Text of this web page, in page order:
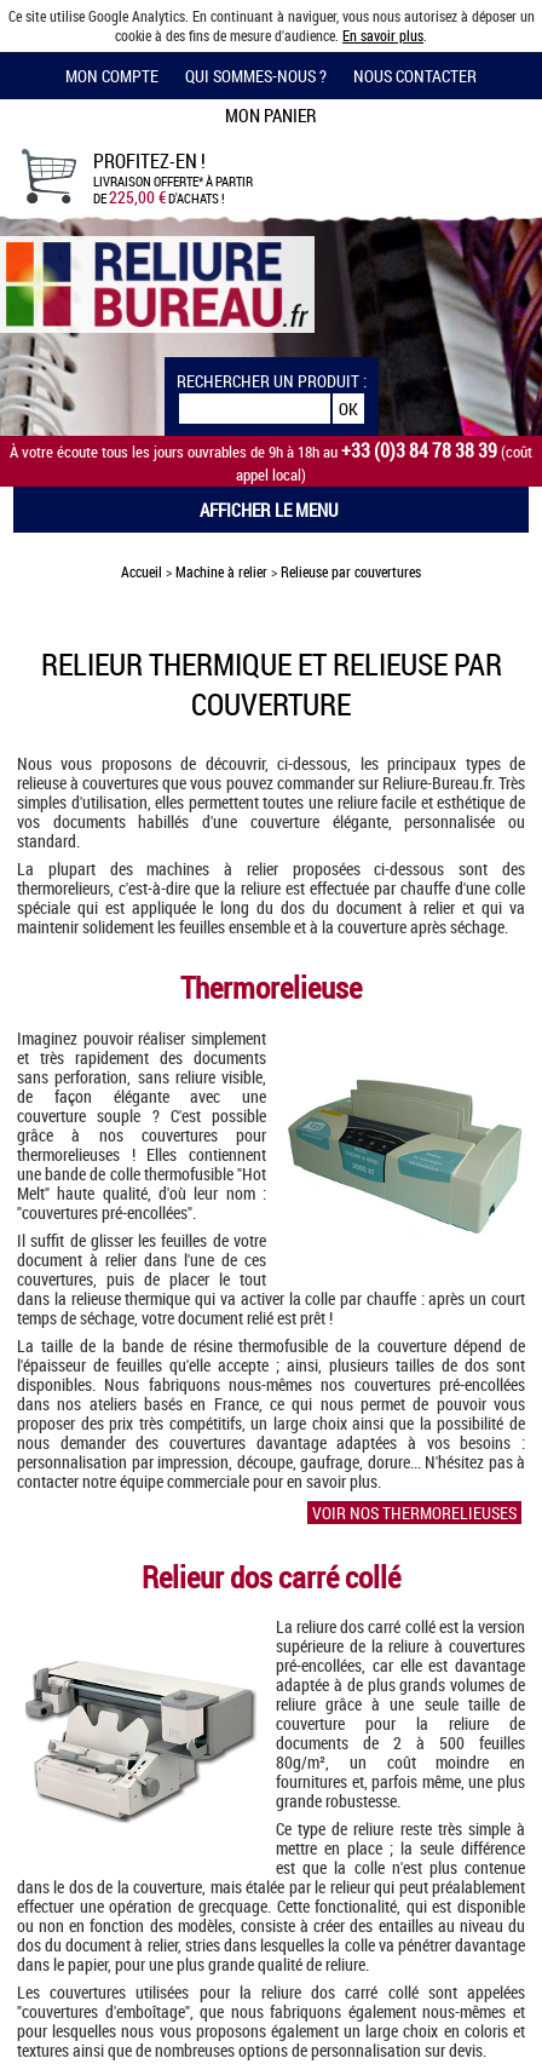
Ce site utilise Google Analytics. En continuant à naviguer, vous nous autorisez à déposer un
cookie à des fins de mesure d'audience. En savoir plus
MON COMPTE QUI SOMMES-NOUS ? NOUS CONTACTER
MON PANIER
PROFITEZ-EN !
LIVRAISON OFFERTE*À PARTIR
DE225,00 €D'ACHATS !
RECHERCHER UN PRODUIT :
À votre écoute tous les jours ouvrables de 9h à 18h au+33 (0)3 84 78 38 39(coût
appel local)
AFFICHER LE MENU
Accueil >Machine à relier>Relieuse par couvertures
RELIEUR THERMIQUE ET RELIEUSE PAR
COUVERTURE
Nous vous proposons de découvrir, ci-dessous, les principaux types de
relieuse à couvertures que vous pouvez commander sur Reliure-Bureau.fr. Très
simples d'utilisation, elles permettent toutes une reliure facile et esthétique de
vos documents habillés d'une couverture élégante, personnalisée ou
standard.
La plupart des machines à relier proposées ci-dessous sont des
thermorelieurs, c'est-à-dire que la reliure est effectuée par chauffe d'une colle
spéciale qui est appliquée le long du dos du document à relier et qui va
maintenir solidement les feuilles ensemble et à la couverture après séchage.
Thermorelieuse
Imaginez pouvoir réaliser simplement
et très rapidement des documents
sans perforation, sans reliure visible,
de façon élégante avec une
couverture souple ? C'est possible
grâce à nos couvertures pour
thermorelieuses ! Elles contiennent
une bande de colle thermofusible "Hot
Melt" haute qualité, d'où leur nom :
"couvertures pré-encollées".
Il suffit de glisser les feuilles de votre
document à relier dans l'une de ces
couvertures, puis de placer le tout
dans la relieuse thermique qui va activer la colle par chauffe : après un court
temps de séchage, votre document relié est prêt !
La taille de la bande de résine thermofusible de la couverture dépend de
l'épaisseur de feuilles qu'elle accepte ; ainsi, plusieurs tailles de dos sont
disponibles. Nous fabriquons nous-mêmes nos couvertures pré-encollées
dans nos ateliers basés en France, ce qui nous permet de pouvoir vous
proposer des prix très compétitifs, un large choix ainsi que la possibilité de
nous demander des couvertures davantage adaptées à vos besoins :
personnalisation par impression, découpe, gaufrage, dorure... N'hésitez pas à
contacter notre équipe commerciale pour en savoir plus.
VOIR NOS THERMORELIEUSES
Relieur dos carré collé
La reliure dos carré collé est la version
supérieure de la reliure à couvertures
pré-encollées, car elle est davantage
adaptée à de plus grands volumes de
reliure grâce à une seule taille de
couverture pour la reliure de
documents de 2 à 500 feuilles
80g/m², un coût moindre en
fournitures et, parfois même, une plus
grande robustesse.
Ce type de reliure reste très simple à
mettre en place ; la seule différence
est que la colle n'est plus contenue
dans le dos de la couverture, mais étalée par le relieur qui peut préalablement
effectuer une opération de grecquage. Cette fonctionalité, qui est disponible
ou non en fonction des modèles, consiste à créer des entailles au niveau du
dos du document à relier, stries dans lesquelles la colle va pénétrer davantage
dans le papier, pour une plus grande qualité de reliure.
Les couvertures utilisées pour la reliure dos carré collé sont appelées
"couvertures d'emboîtage", que nous fabriquons également nous-mêmes et
pour lesquelles nous vous proposons également un large choix en coloris et
textures ainsi que de nombreuses options de personnalisation sur devis.